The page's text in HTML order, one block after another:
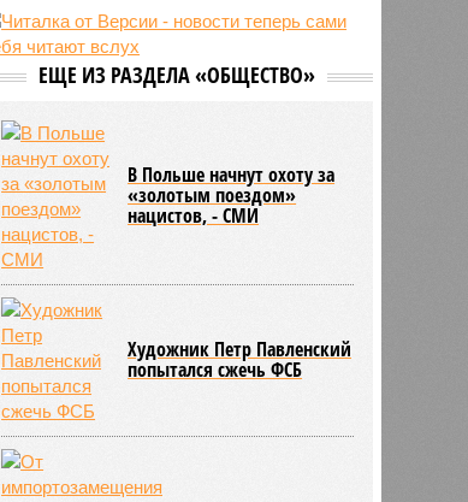
экономики Финляндии
06/08
Минобрнауки осенью примет
решение о правилах приёма на
ЕЩЕ ИЗ РАЗДЕЛА «ОБЩЕСТВО»
В Польше начнут охоту за
«золотым поездом»
нацистов, - СМИ
Художник Петр Павленский
попытался сжечь ФСБ